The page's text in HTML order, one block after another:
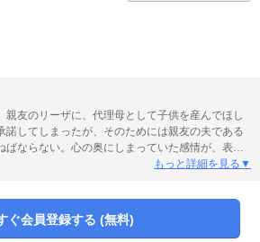
親友のリーザに、代理母として子供を産んでほし
諾してしまったが、そのためには親友の夫である
ばならない。心の奥にしまっていた感情が、表に
、彼女は６年前から彼を愛していたのだ。そして
を見てしまう。そして彼女は重大な決心をするこ
もっと詳細を見る▼
ぐ会員登録する (無料)